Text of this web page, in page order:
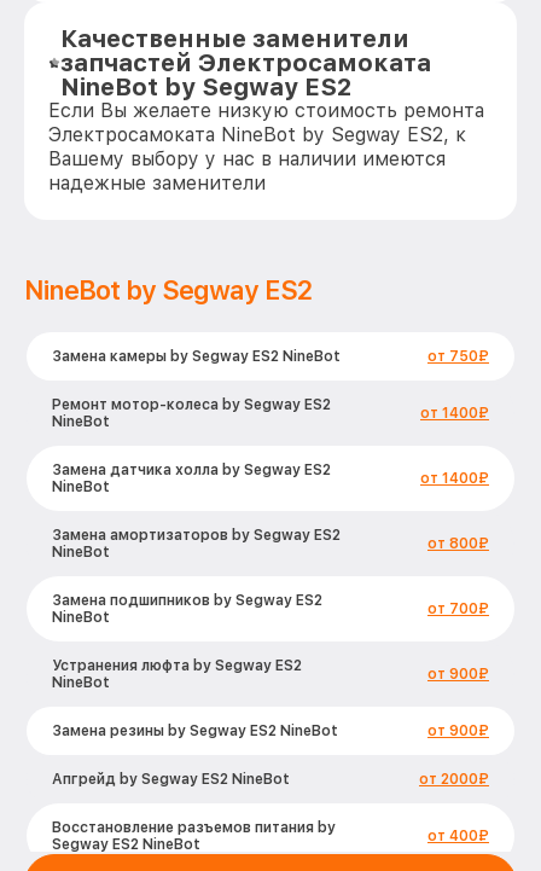
Качественные заменители
запчастей Электросамоката
NineBot by Segway ES2
Если Вы желаете низкую стоимость ремонта
Электросамоката NineBot by Segway ES2, к
Вашему выбору у нас в наличии имеются
надежные заменители
NineBot by Segway ES2
Замена камеры by Segway ES2 NineBot от 750₽
Ремонт мотор-колеса by Segway ES2
NineBot
от 1400₽
Замена датчика холла by Segway ES2
NineBot
от 1400₽
Замена амортизаторов by Segway ES2
NineBot
от 800₽
Замена подшипников by Segway ES2
NineBot
от 700₽
Устранения люфта by Segway ES2
NineBot
от 900₽
Замена резины by Segway ES2 NineBot от 900₽
Апгрейд by Segway ES2 NineBot от 2000₽
Восстановление разъемов питания by
Segway ES2 NineBot
от 400₽